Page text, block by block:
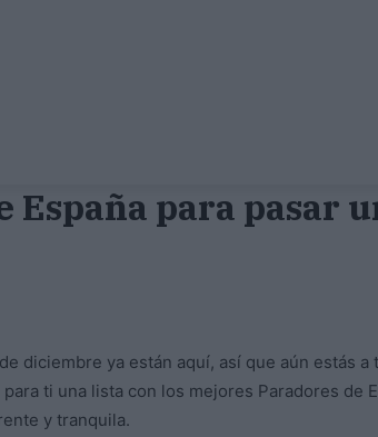
España para pasar
diciembre ya están aquí, así que aún estás a
ti una lista con los mejores Paradores de
y tranquila.